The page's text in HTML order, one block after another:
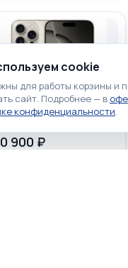
900 ₽
cookie
для работы корзины и
сайт. Подробнее — в
конфиденциальности.